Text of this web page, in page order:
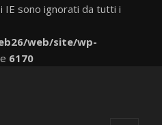
IE sono ignorati da tutti i
web/site/wp-
6170